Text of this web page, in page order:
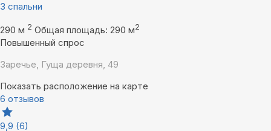
3 спальни
290 м 2 Общая площадь: 290 м2
Повышенный спрос
Заречье, Гуща деревня, 49
Показать расположение на карте
6 отзывов
9,9 (6)